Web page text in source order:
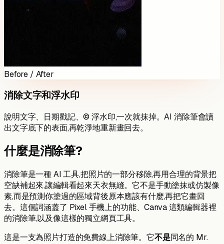
Before / After
消除文字和浮水印
說明文字、日期戳記、© 浮水印,一次就抹掉。AI 消除筆會讀
出文字底下的表面,再乾淨地重新畫回去。
什麼是消除筆?
消除筆是一種 AI 工具,把照片的一部分移除,再用合理的背景把
空缺補起來,讓編輯看起來天衣無縫。它不是手動塗抹或仿製像
素,而是預測你塗過的區域背後原本應該有什麼,再把它畫回
去。這個詞涵蓋了 Pixel 手機上的功能、Canva 這類編輯器裡
的消除筆,以及像這樣的獨立網頁工具。
這是一支為照片打造的免費線上消除筆。它不是同名的 Mr.